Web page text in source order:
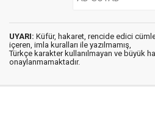
UYARI: Küfür, hakaret, rencide edici
içeren, imla kuralları ile yazılmamış,
Türkçe karakter kullanılmayan ve büyük
onaylanmamaktadır.